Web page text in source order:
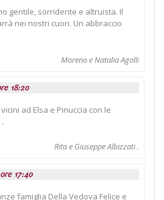
gentile, sorridente e altruista. Il
nei nostri cuori. Un abbraccio
Moreno e Natalia Agolli
18:20
ad Elsa e Pinuccia con le
Rita e Giuseppe Albizzati .
17:40
famiglia Della Vedova Felice e